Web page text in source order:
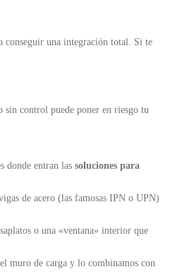
conseguir una integración total. Si te
sin control puede poner en riesgo tu
donde entran las soluciones para
de acero (las famosas IPN o UPN)
o una «ventana» interior que
muro de carga y lo combinamos con